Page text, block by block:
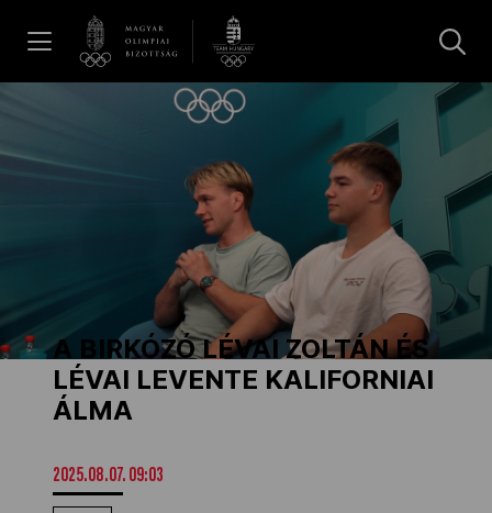
Dakar 2026
Los Angeles 2028
A BIRKÓZÓ LÉVAI ZOLTÁN ÉS
LÉVAI LEVENTE KALIFORNIAI
ÁLMA
2025.08.07. 09:03